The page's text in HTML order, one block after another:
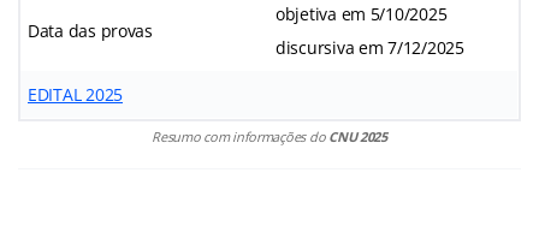
Data das provas
objetiva em 5/10/2025
discursiva em 7/12/2025
EDITAL 2025
Resumo com informações do CNU 2025